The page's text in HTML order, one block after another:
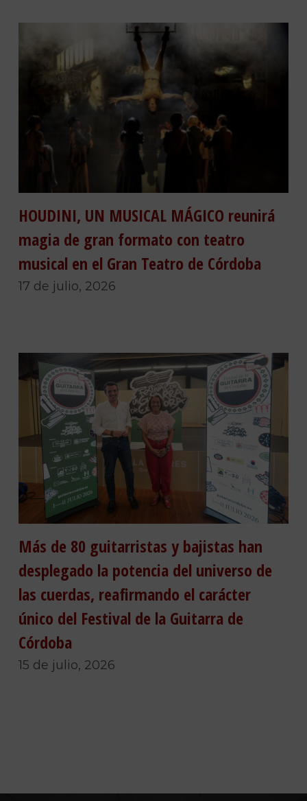
HOUDINI, UN MUSICAL MÁGICO reunirá
magia de gran formato con teatro
musical en el Gran Teatro de Córdoba
17 de julio, 2026
Más de 80 guitarristas y bajistas han
desplegado la potencia del universo de
las cuerdas, reafirmando el carácter
único del Festival de la Guitarra de
Córdoba
15 de julio, 2026